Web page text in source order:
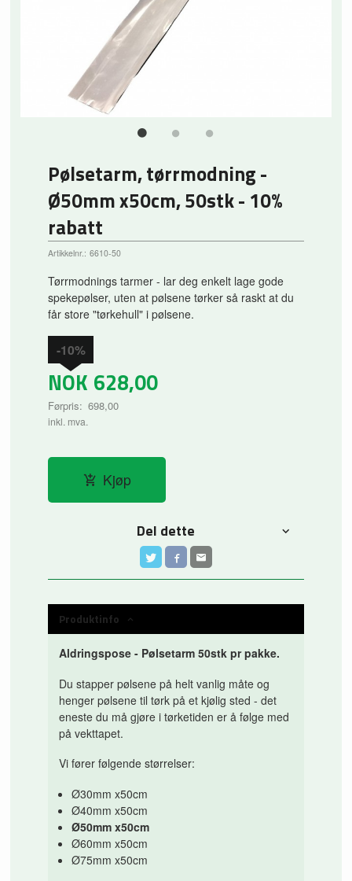
Pølsetarm, tørrmodning -
Ø50mm x50cm, 50stk - 10%
rabatt
Artikkelnr.: 6610-50
Tørrmodnings tarmer - lar deg enkelt lage gode
spekepølser, uten at pølsene tørker så raskt at du
får store "tørkehull" i pølsene.
NOK 628,00
Førpris: 698,00
Rabatt
-10%
inkl. mva.
Kjøp
Del dette
Produktinfo
Aldringspose - Pølsetarm 50stk pr pakke.
Du stapper pølsene på helt vanlig måte og
henger pølsene til tørk på et kjølig sted - det
eneste du må gjøre i tørketiden er å følge med
på vekttapet.
Vi fører følgende størrelser:
Ø30mm x50cm
Ø40mm x50cm
Ø50mm x50cm
Ø60mm x50cm
Ø75mm x50cm